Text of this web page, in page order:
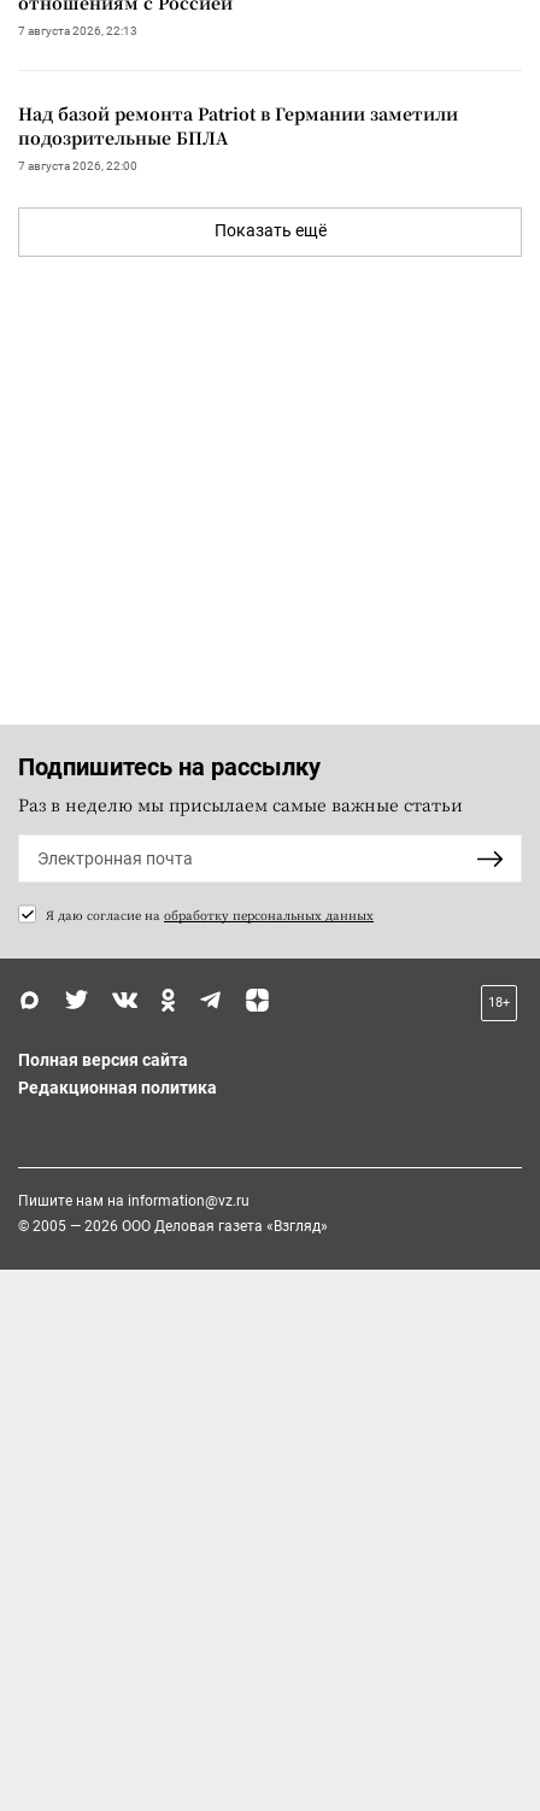
7 августа 2026, 22:13
Над базой ремонта Patriot в Германии заметили
подозрительные БПЛА
7 августа 2026, 22:00
Показать ещё
Подпишитесь на рассылку
Раз в неделю мы присылаем самые важные статьи
Я даю согласие на обработку персональных данных
18+
Полная версия сайта
Редакционная политика
Пишите нам на information@vz.ru
© 2005 — 2026 ООО Деловая газета «Взгляд»